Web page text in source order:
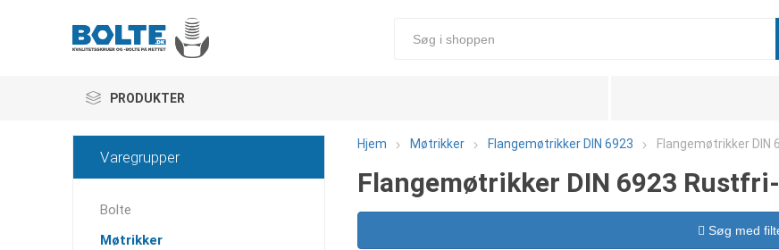
PRODUKTER
Hjem Møtrikker Flangemøtrikker DIN 6923 Flangemøtrikker
Flangemøtrikker DIN 6923
Søg med
Varegrupper
Bolte
Møtrikker